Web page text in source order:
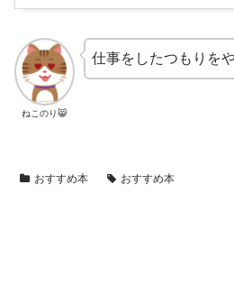
ねこのり😸
仕事をしたつもりを
おすすめ本 おすすめ本